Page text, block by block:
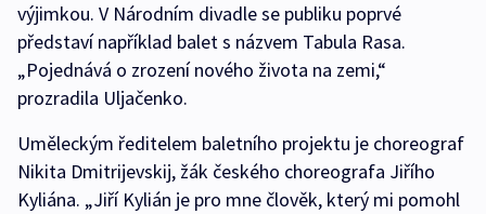
výjimkou. V Národním divadle se publiku poprvé
představí například balet s názvem Tabula Rasa.
„Pojednává o zrození nového života na zemi,“
prozradila Uljačenko.
Uměleckým ředitelem baletního projektu je choreograf
Nikita Dmitrijevskij, žák českého choreografa Jiřího
Kyliána. „Jiří Kylián je pro mne člověk, který mi pomohl